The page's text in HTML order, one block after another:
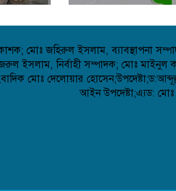
মোঃ জহিরুল ইসলাম, ব্যাবস্থাপনা
ইসলাম, নির্বাহী সম্পাদক; মোঃ মাইনুল
মোঃ দেলোয়ার
আইন উপদেষ্টা;এ্যড: